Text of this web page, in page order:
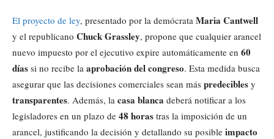
El proyecto de ley, presentado por la demócrata Maria Cantwell
y el republicano Chuck Grassley, propone que cualquier arancel
nuevo impuesto por el ejecutivo expire automáticamente en 60
días si no recibe la aprobación del congreso. Esta medida busca
asegurar que las decisiones comerciales sean más predecibles y
transparentes. Además, la casa blanca deberá notificar a los
legisladores en un plazo de 48 horas tras la imposición de un
arancel, justificando la decisión y detallando su posible impacto